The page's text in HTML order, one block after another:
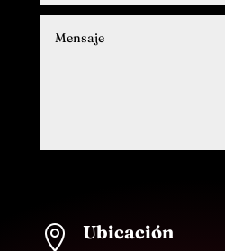
 Ubicación